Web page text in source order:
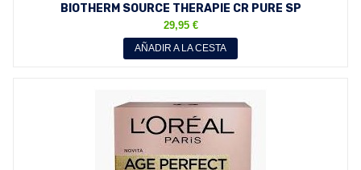
BIOTHERM SOURCE THERAPIE CR PURE SP
CONCENTRATE 50 ML
29,95 €
AÑADIR A LA CESTA